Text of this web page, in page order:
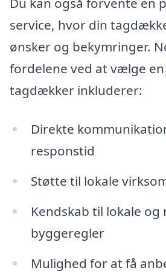
service, hvor din
ønsker og bekymringer.
fordelene ved at vælge
tagdækker inkluderer:
Direkte
responstid
Støtte til lokale
Kendskab til lokale og
byggeregler
Mulighed for at få